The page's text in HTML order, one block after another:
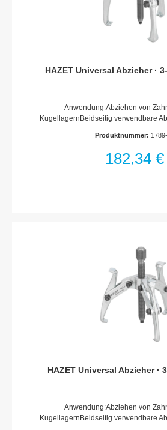
HAZET Universal Abzieher ·
Anwendung:Abziehen von
KugellagernBeidseitig verwendbare
Anpressen der Abzughaken3-armige
Produktnummer:
182,34 €
HAZET Universal Abzieher ·
Anwendung:Abziehen von
KugellagernBeidseitig verwendbare